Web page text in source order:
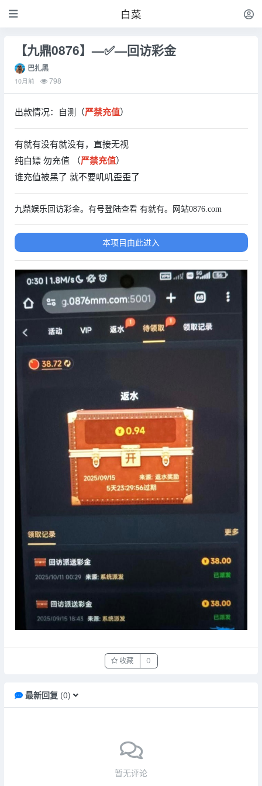
白菜
【九鼎0876】—✅—回访彩金
巴扎黑
10月前 798
出款情况：自测（严禁充值）
有就有没有就没有，直接无视
纯白嫖 勿充值 （严禁充值）
谁充值被黑了 就不要叽叽歪歪了
九鼎娱乐回访彩金。有号登陆查看 有就有。网站0876.com
本项目由此进入
收藏 0
最新回复(0)
暂无评论